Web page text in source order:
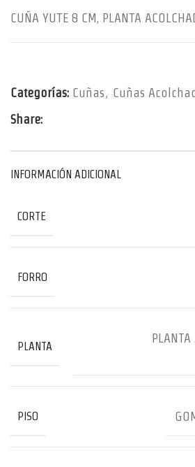
CUÑA YUTE 8 CM, PLANTA
Categorías: Cuñas, Cuñas
Share:
INFORMACIÓN ADICIONAL
CORTE
FORRO
PLANTA
PISO